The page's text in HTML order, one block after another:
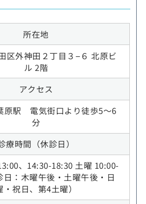
所在地
区外神田２丁目３−６ 北原ビ
ル 2階
アクセス
駅 電気街口より徒歩5～6
分
療時間（休診日）
、14:30-18:30 土曜 10:00-
日：木曜午後・土曜午後・日
・祝日、第4土曜）